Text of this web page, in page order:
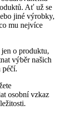
Ať už se
jiné výrobky,
mu nejvíce
o produktu,
výběr našich
péčí.
osobní vzkaz